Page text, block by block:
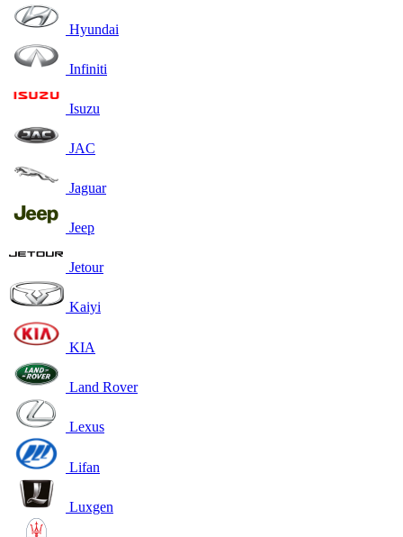
Hyundai
Infiniti
Isuzu
JAC
Jaguar
Jeep
Jetour
Kaiyi
KIA
Land Rover
Lexus
Lifan
Luxgen